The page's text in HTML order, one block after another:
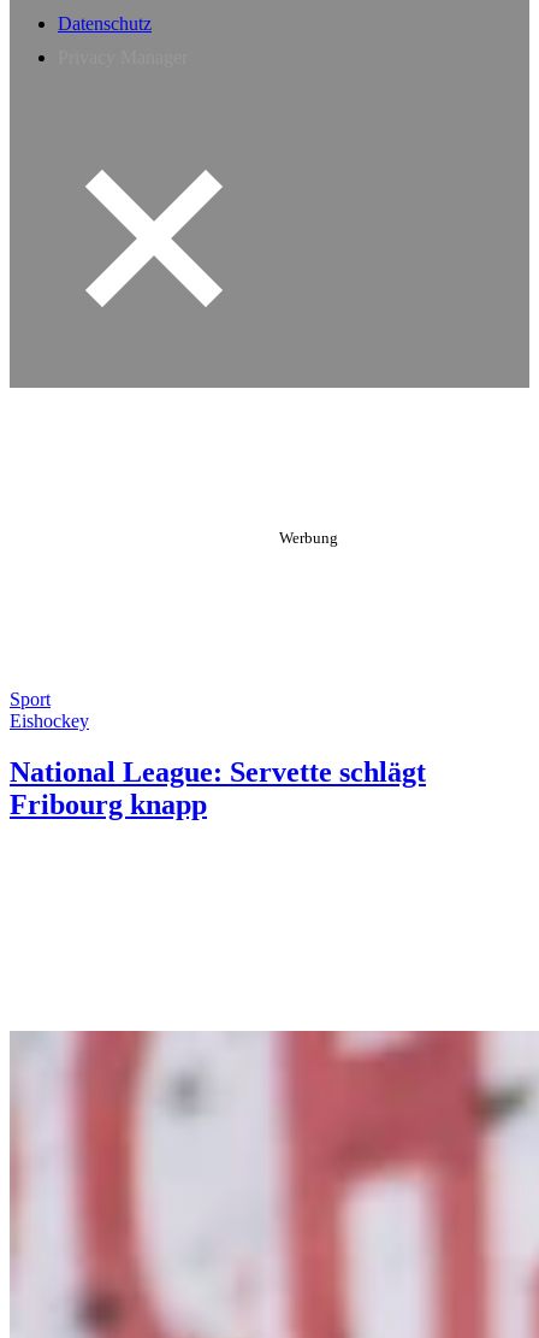
Datenschutz
Sport
Eishockey
National League: Servette schlägt
Fribourg knapp